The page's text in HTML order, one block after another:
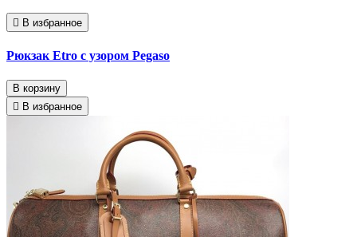
В избранное
Рюкзак Etro с узором Pegaso
В корзину
В избранное